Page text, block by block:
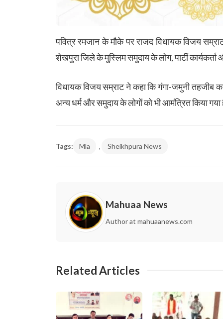
पवित्र रमजान के मौके पर राजद विधायक विजय
शेखपुरा जिले के मुस्लिम समुदाय के लोग, पार्टी
विधायक विजय सम्राट ने कहा कि गंगा-जमुनी
अन्य धर्म और समुदाय के लोगों को भी आमंत्रित किया
Tags: Mla Sheikhpura News
Mahuaa News
Author at mahuaanews.com
Related Articles